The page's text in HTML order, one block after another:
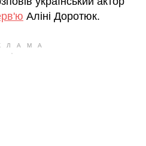
Аліні Доротюк.